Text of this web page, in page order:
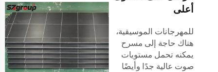
أعلى
للمهرجانات الموسيقية،
هناك حاجة إلى مسرح
يمكنه تحمل مستويات
صوت عالية جدًا وأيضًا